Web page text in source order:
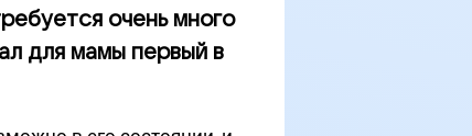
очень много
для мамы первый в